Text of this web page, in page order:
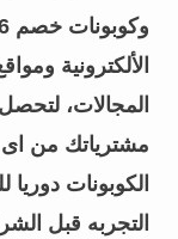
الألكترونية
المجالات،
مشترياتك من اى
الكوبونات
التجربه قبل